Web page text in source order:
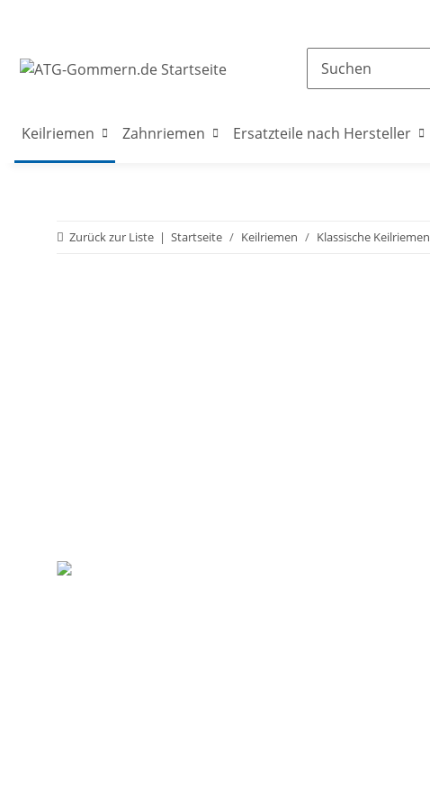
Keilriemen Zahnriemen Ersatzteile nach Hersteller
Zurück zur Liste Startseite Keilriemen Klassische Keilriemen